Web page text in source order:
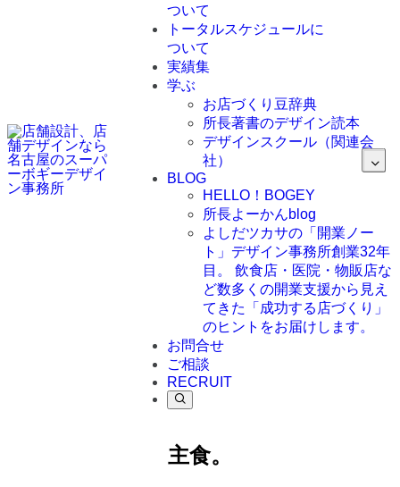
ついて
トータルスケジュールに
ついて
実績集
学ぶ
お店づくり豆辞典
所長著書のデザイン読本
デザインスクール（関連会
社）
BLOG
HELLO！BOGEY
所長よーかんblog
よしだツカサの「開業ノー
ト」 デザイン事務所創業32年
目。 飲食店・医院・物販店な
ど数多くの開業支援から見え
てきた「成功する店づくり」
のヒントをお届けします。
お問合せ
ご相談
RECRUIT
主食。